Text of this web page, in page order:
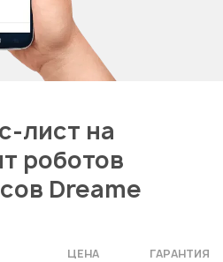
лист на
роботов
Dreame
ЦЕНА ГАРАНТИЯ